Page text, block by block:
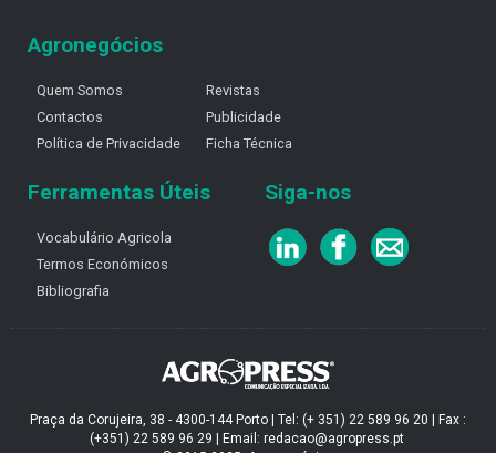
Agronegócios
Quem Somos
Contactos
Política de Privacidade
Revistas
Publicidade
Ficha Técnica
Ferramentas Úteis
Vocabulário Agricola
Termos Económicos
Bibliografia
Siga-nos
Praça da Corujeira, 38 - 4300-144 Porto | Tel: (+ 351) 22 589 96 20 | Fax :
(+351) 22 589 96 29 | Email: redacao@agropress.pt